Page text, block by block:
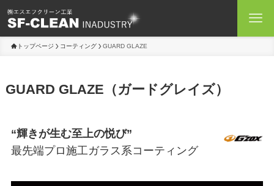
トップページ コーティング GUARD GLAZE
GUARD GLAZE（ガードグレイズ）
“輝きが生む至上の悦び”
最先端プロ施工ガラス系コーティング